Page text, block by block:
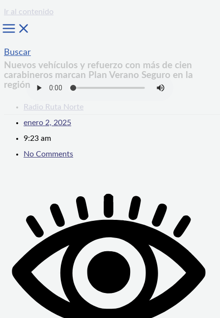
Ir al contenido
Buscar
Nuevos vehículos y refuerzo con más de cien
carabineros marcan Plan Verano Seguro en la
región
Radio Ruta Norte
enero 2, 2025
9:23 am
No Comments